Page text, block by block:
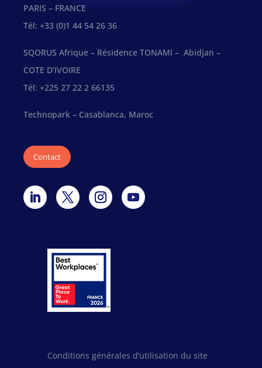
PARIS – FRANCE
Tél: +33 (0)1 44 54 26 36
SQORUS Afrique – Résidence TONAMI – Abidjan –
COTE D’IVOIRE
Tél: +225 27 22 2 66135
Technopark – Casablanca, Maroc
Contact
Conditions générales d’utilisation du site